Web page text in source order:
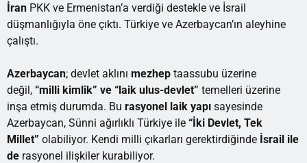
İran PKK ve Ermenistan’a verdiği destekle ve İsrail
düşmanlığıyla öne çıktı. Türkiye ve Azerbaycan’ın aleyhine
çalıştı.
Azerbaycan; devlet aklını mezhep taassubu üzerine
değil, “milli kimlik” ve “laik ulus-devlet” temelleri üzerine
inşa etmiş durumda. Bu rasyonel laik yapı sayesinde
Azerbaycan, Sünni ağırlıklı Türkiye ile “İki Devlet, Tek
Millet” olabiliyor. Kendi milli çıkarları gerektirdiğinde İsrail ile
de rasyonel ilişkiler kurabiliyor.